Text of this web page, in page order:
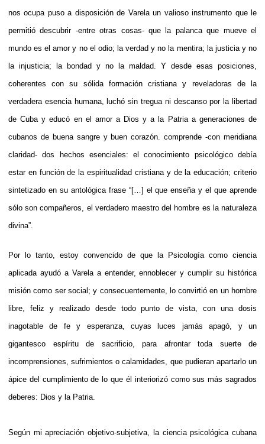
nos ocupa puso a disposición de Varela un valioso instrumento que le
permitió descubrir -entre otras cosas- que la palanca que mueve el
mundo es el amor y no el odio; la verdad y no la mentira; la justicia y no
la injusticia; la bondad y no la maldad. Y desde esas posiciones,
coherentes con su sólida formación cristiana y reveladoras de la
verdadera esencia humana, luchó sin tregua ni descanso por la libertad
de Cuba y educó en el amor a Dios y a la Patria a generaciones de
cubanos de buena sangre y buen corazón.comprende -con meridiana
claridad- dos hechos esenciales: el conocimiento psicológico debía
estar en función de la espiritualidad cristiana y de la educación; criterio
sintetizado en su antológica frase “[…] el que enseña y el que aprende
sólo son compañeros, el verdadero maestro del hombre es la naturaleza
divina”.
Por lo tanto, estoy convencido de que la Psicología como ciencia
aplicada ayudó a Varela a entender, ennoblecer y cumplir su histórica
misión como ser social; y consecuentemente, lo convirtió en un hombre
libre, feliz y realizado desde todo punto de vista, con una dosis
inagotable de fe y esperanza, cuyas luces jamás apagó, y un
gigantesco espíritu de sacrificio, para afrontar toda suerte de
incomprensiones, sufrimientos o calamidades, que pudieran apartarlo un
ápice del cumplimiento de lo que él interiorizó como sus más sagrados
deberes: Dios y la Patria.
Según mi apreciación objetivo-subjetiva, la ciencia psicológica cubana